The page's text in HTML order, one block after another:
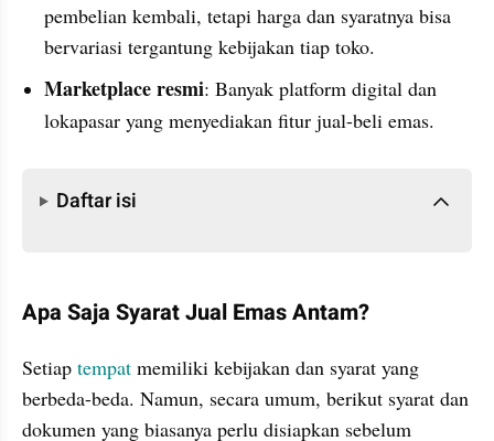
pembelian kembali, tetapi harga dan syaratnya bisa
bervariasi tergantung kebijakan tiap toko.
Marketplaceresmi: Banyak platform digital dan
lokapasar yang menyediakan fitur jual-beli emas.
Daftar isi
Apa Saja Syarat Jual Emas Antam?
Setiap tempat memiliki kebijakan dan syarat yang
berbeda-beda. Namun, secara umum, berikut syarat dan
dokumen yang biasanya perlu disiapkan sebelum